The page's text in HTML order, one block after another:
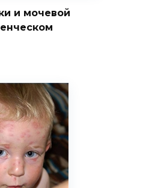
и мочевой